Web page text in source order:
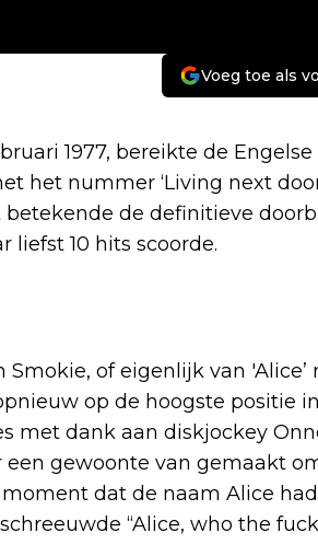
Voeg toe als
1977, bereikte de
het nummer ‘Living next
betekende de definitieve
liefst 10 hits scoorde.
of eigenlijk van 'Alice’
op de hoogste positie
met dank aan diskjockey
een gewoonte van gemaakt
moment dat de naam Alice
“Alice, who the fuck